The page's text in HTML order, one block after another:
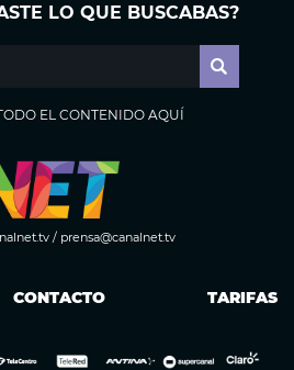
LO QUE BUSCABAS?
EL CONTENIDO AQUÍ
/ prensa@canalnet.tv
CONTACTO TARIFAS